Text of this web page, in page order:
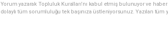
Yorum yazarak Topluluk Kuralları’nı kabul etmiş bulunuyor ve
dolaylı tüm sorumluluğu tek başınıza üstleniyorsunuz. Yazılan